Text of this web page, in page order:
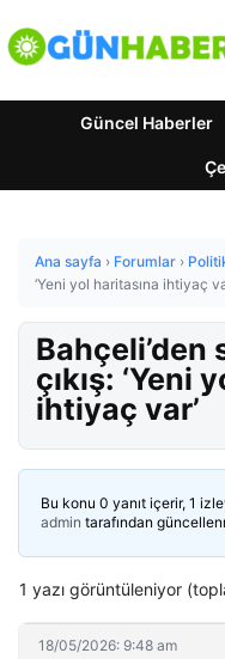
Güncel Haberler
Ana sayfa › Forumlar ›
‘Yeni yol haritasına ihtiyaç
çıkış: ‘Yeni
ihtiyaç var’
Bu konu 0 yanıt içerir, 1
admin tarafından
1 yazı görüntüleniyor
18/05/2026: 9:48 am